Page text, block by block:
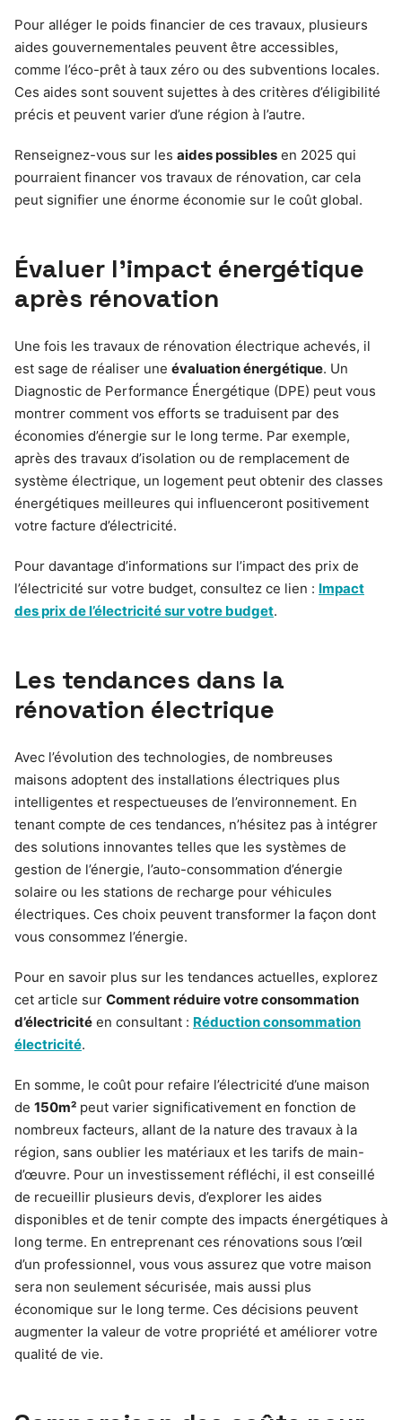
Pour alléger le poids financier de ces travaux, plusieurs
aides gouvernementales peuvent être accessibles,
comme l’éco-prêt à taux zéro ou des subventions locales.
Ces aides sont souvent sujettes à des critères d’éligibilité
précis et peuvent varier d’une région à l’autre.
Renseignez-vous sur les aides possibles en 2025 qui
pourraient financer vos travaux de rénovation, car cela
peut signifier une énorme économie sur le coût global.
Évaluer l’impact énergétique
après rénovation
Une fois les travaux de rénovation électrique achevés, il
est sage de réaliser une évaluation énergétique. Un
Diagnostic de Performance Énergétique (DPE) peut vous
montrer comment vos efforts se traduisent par des
économies d’énergie sur le long terme. Par exemple,
après des travaux d’isolation ou de remplacement de
système électrique, un logement peut obtenir des classes
énergétiques meilleures qui influenceront positivement
votre facture d’électricité.
Pour davantage d’informations sur l’impact des prix de
l’électricité sur votre budget, consultez ce lien : Impact
des prix de l’électricité sur votre budget.
Les tendances dans la
rénovation électrique
Avec l’évolution des technologies, de nombreuses
maisons adoptent des installations électriques plus
intelligentes et respectueuses de l’environnement. En
tenant compte de ces tendances, n’hésitez pas à intégrer
des solutions innovantes telles que les systèmes de
gestion de l’énergie, l’auto-consommation d’énergie
solaire ou les stations de recharge pour véhicules
électriques. Ces choix peuvent transformer la façon dont
vous consommez l’énergie.
Pour en savoir plus sur les tendances actuelles, explorez
cet article sur Comment réduire votre consommation
d’électricité en consultant : Réduction consommation
électricité.
En somme, le coût pour refaire l’électricité d’une maison
de 150m² peut varier significativement en fonction de
nombreux facteurs, allant de la nature des travaux à la
région, sans oublier les matériaux et les tarifs de main-
d’œuvre. Pour un investissement réfléchi, il est conseillé
de recueillir plusieurs devis, d’explorer les aides
disponibles et de tenir compte des impacts énergétiques à
long terme. En entreprenant ces rénovations sous l’œil
d’un professionnel, vous vous assurez que votre maison
sera non seulement sécurisée, mais aussi plus
économique sur le long terme. Ces décisions peuvent
augmenter la valeur de votre propriété et améliorer votre
qualité de vie.